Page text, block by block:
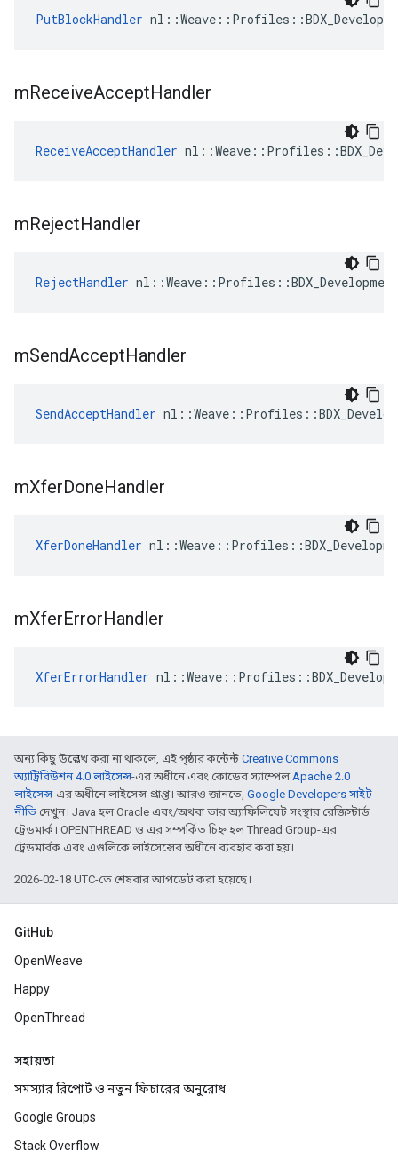
PutBlockHandler
mReceiveAcceptHandler
ReceiveAcceptHandler
mRejectHandler
RejectHandler
mSendAcceptHandler
SendAcceptHandler
mXferDoneHandler
XferDoneHandler
mXferErrorHandler
XferErrorHandler
অন্য কিছু উল্লেখ করা না থাকলে, এই পৃষ্ঠার কন্টেন্ট Creative Commons
অ্যাট্রিবিউশন 4.0 লাইসেন্স-এর অধীনে এবং কোডের স্যাম্পেলApache 2.0
লাইসেন্স-এর অধীনে লাইসেন্স প্রাপ্ত। আরও জানতে, Google Developers সাইট
নীতি দেখুন। Java হল Oracle এবং/অথবা তার অ্যাফিলিয়েট সংস্থার রেজিস্টার্ড
ট্রেডমার্ক। OPENTHREAD ও এর সম্পর্কিত চিহ্ন হল Thread Group-এর
ট্রেডমার্রক এবং এগুলিকে লাইসেন্সের অধীনে ব্যবহার করা হয়।
2026-02-18 UTC-তে শেষবার আপডেট করা হয়েছে।
GitHub
OpenWeave
Happy
OpenThread
সহায়তা
সমস্যার রিপোর্ট ও নতুন ফিচারের অনুরোধ
Google Groups
Stack Overflow